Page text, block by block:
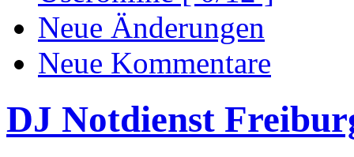
Neue Änderungen
Neue Kommentare
DJ Notdienst